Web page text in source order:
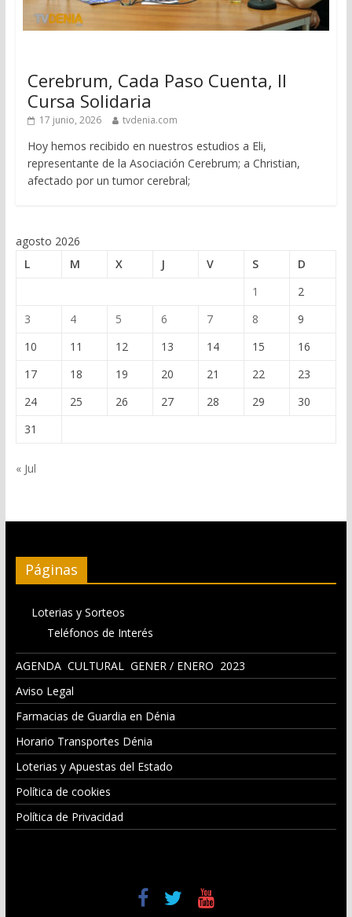
Cerebrum, Cada Paso Cuenta, II
Cursa Solidaria
17 junio, 2026 tvdenia.com
Hoy hemos recibido en nuestros estudios a Eli,
representante de la Asociación Cerebrum; a Christian,
afectado por un tumor cerebral;
agosto 2026
L
M X J V S
D
1
2
3
4 5 6 7 8
9
10
11 12 13 14 15
16
17
18 19 20 21 22
23
24
25 26 27 28 29
30
31
« Jul
Páginas
Loterias y Sorteos
Teléfonos de Interés
AGENDA CULTURAL GENER / ENERO 2023
Aviso Legal
Farmacias de Guardia en Dénia
Horario Transportes Dénia
Loterias y Apuestas del Estado
Política de cookies
Política de Privacidad